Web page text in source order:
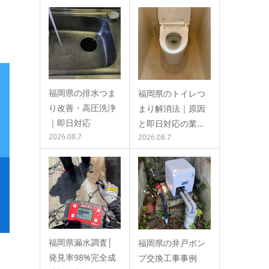
福岡県の排水つま
り改善・高圧洗浄
｜即日対応
2026.08.7
福岡県のトイレつ
まり解消法｜原因
と即日対応の業…
2026.08.7
福岡県漏水調査│
発見率98%完全成
福岡県の井戸ポン
プ交換工事事例